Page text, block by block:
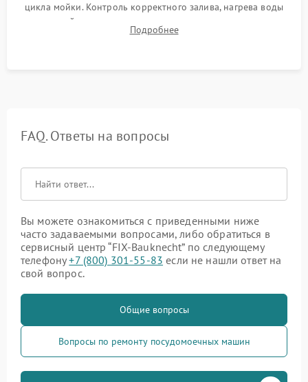
цикла мойки. Контроль корректного залива, нагрева воды
до нужной температуры, отсутствия посторонних шумов,
штатного слива и абсолютной сухости в поддоне.
Подробнее
FAQ. Ответы на вопросы
Вы можете ознакомиться с приведенными ниже
часто задаваемыми вопросами, либо обратиться в
сервисный центр “FIX-Bauknecht” по следующему
телефону+7 (800) 301-55-83 если не нашли ответ на
свой вопрос.
Общие вопросы
Вопросы по ремонту посудомоечных машин